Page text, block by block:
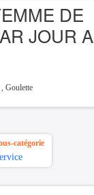
DE
JOUR A
, Goulette
catégorie